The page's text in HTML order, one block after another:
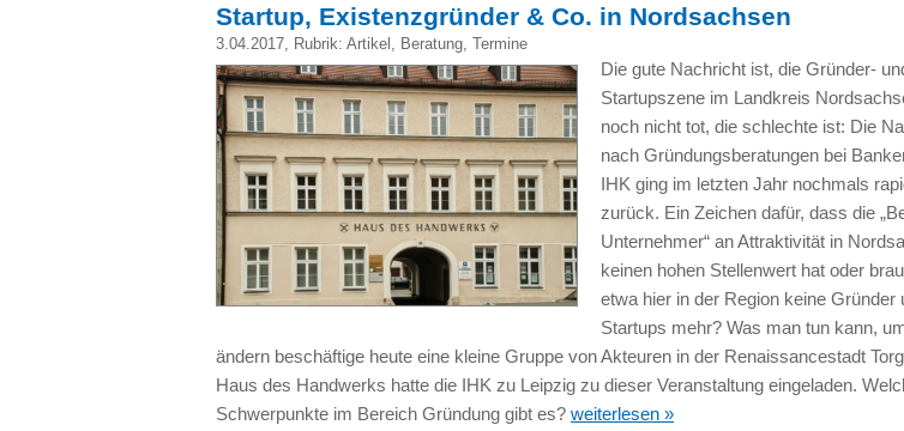
Startup, Existenzgründer & Co. in Nordsachsen
3.04.2017 , Rubrik: Artikel Beratung Termine
Die gute Nachricht ist, die Gründer-
Startupszene im Landkreis
noch nicht tot, die schlechte ist: Die
nach Gründungsberatungen bei
IHK ging im letzten Jahr nochmals
zurück. Ein Zeichen dafür, dass die
Unternehmer“ an Attraktivität in
keinen hohen Stellenwert hat oder
etwa hier in der Region keine Gründer
Startups mehr? Was man tun kann,
ändern beschäftige heute eine kleine Gruppe von Akteuren in der Renaissancestadt
Haus des Handwerks hatte die IHK zu Leipzig zu dieser Veranstaltung eingeladen.
Schwerpunkte im Bereich Gründung gibt es? weiterlesen »